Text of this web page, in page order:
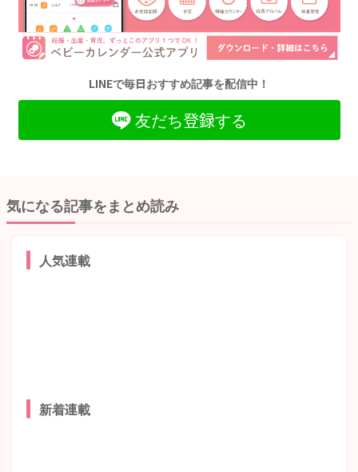
LINEで毎日おすすめ記事を配信中！
友だち登録する
気になる記事をまとめ読み
人気連載
新着連載